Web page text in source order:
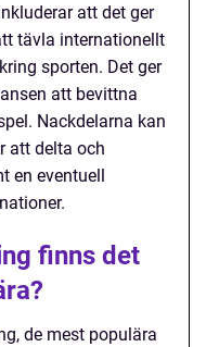
att det ger
tävla internationellt
sporten. Det ger
att bevittna
Nackdelarna kan
att delta och
en eventuell
finns det
de mest populära